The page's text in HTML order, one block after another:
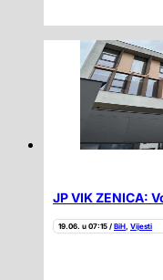
JP VIK ZENICA:
19.06. u 07:15 / BiH, Vijesti